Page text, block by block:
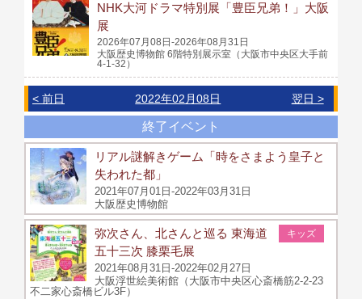
NHK大河ドラマ特別展「豊臣兄弟！」大阪
展
2026年07月08日-2026年08月31日
大阪歴史博物館 6階特別展示室（大阪市中央区大手前
4-1-32）
< 前日 2022年02月08日 翌日 >
終了イベント
リアル謎解きゲーム「時をさまよう皇子と
失われた都」
2021年07月01日-2022年03月31日
大阪歴史博物館
キッズ
弥次さん、北さんと巡る 東海道
五十三次 膝栗毛展
2021年08月31日-2022年02月27日
大阪浮世絵美術館（大阪市中央区心斎橋筋2-2-23
不二家心斎橋ビル3F）